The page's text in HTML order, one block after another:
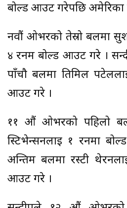
बोल्ड आउट गरेपछि अमेरिका
नवौं ओभरको तेस्रो बलमा
४ रनम बोल्ड आउट गरे ।
पाँचौ बलमा तिमिल
आउट गरे ।
११ औं ओभरको पहिलो
स्टिभेन्सनलाई १ रनमा
अन्तिम बलमा रस्टी
आउट गरे ।